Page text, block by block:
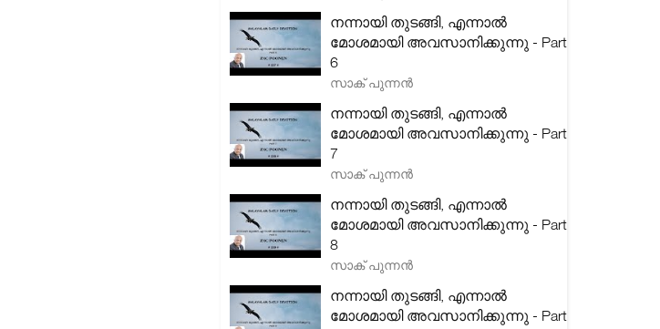
നന്നായി തുടങ്ങി, എന്നാൽ
മോശമായി അവസാനിക്കുന്നു - Part
6
സാക് പുന്നൻ
നന്നായി തുടങ്ങി, എന്നാൽ
മോശമായി അവസാനിക്കുന്നു - Part
7
സാക് പുന്നൻ
നന്നായി തുടങ്ങി, എന്നാൽ
മോശമായി അവസാനിക്കുന്നു - Part
8
സാക് പുന്നൻ
നന്നായി തുടങ്ങി, എന്നാൽ
മോശമായി അവസാനിക്കുന്നു - Part